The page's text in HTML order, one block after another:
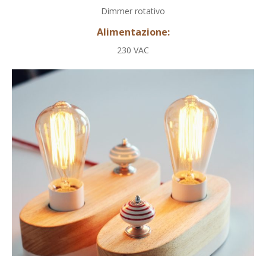
Dimmer rotativo
Alimentazione:
230 VAC